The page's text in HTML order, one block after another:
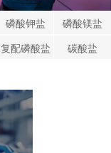
磷酸钾盐
磷酸镁盐
复配磷酸盐
碳酸盐